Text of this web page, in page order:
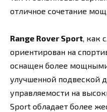
отличное сочетание
Range Rover Sport, как
ориентирован на
оснащен более
улучшенной подвеской
управляемости на
Sport обладает более